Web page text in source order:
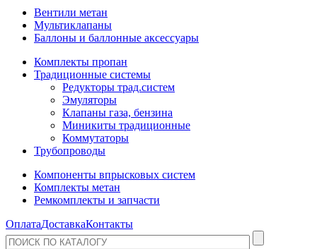
Вентили метан
Мультиклапаны
Баллоны и баллонные аксессуары
Комплекты пропан
Традиционные системы
Редукторы трад.систем
Эмуляторы
Клапаны газа, бензина
Миникиты традиционные
Коммутаторы
Трубопроводы
Компоненты впрысковых систем
Комплекты метан
Ремкомплекты и запчасти
ОплатаДоставкаКонтакты